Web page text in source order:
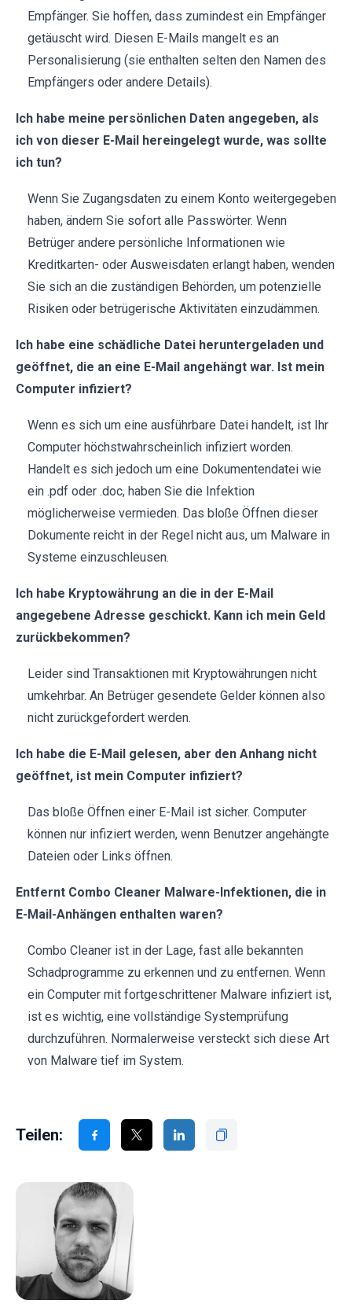
Empfänger. Sie hoffen, dass zumindest ein Empfänger
getäuscht wird. Diesen E-Mails mangelt es an
Personalisierung (sie enthalten selten den Namen des
Empfängers oder andere Details).
Ich habe meine persönlichen Daten angegeben, als
ich von dieser E-Mail hereingelegt wurde, was sollte
ich tun?
Wenn Sie Zugangsdaten zu einem Konto weitergegeben
haben, ändern Sie sofort alle Passwörter. Wenn
Betrüger andere persönliche Informationen wie
Kreditkarten- oder Ausweisdaten erlangt haben, wenden
Sie sich an die zuständigen Behörden, um potenzielle
Risiken oder betrügerische Aktivitäten einzudämmen.
Ich habe eine schädliche Datei heruntergeladen und
geöffnet, die an eine E-Mail angehängt war. Ist mein
Computer infiziert?
Wenn es sich um eine ausführbare Datei handelt, ist Ihr
Computer höchstwahrscheinlich infiziert worden.
Handelt es sich jedoch um eine Dokumentendatei wie
ein .pdf oder .doc, haben Sie die Infektion
möglicherweise vermieden. Das bloße Öffnen dieser
Dokumente reicht in der Regel nicht aus, um Malware in
Systeme einzuschleusen.
Ich habe Kryptowährung an die in der E-Mail
angegebene Adresse geschickt. Kann ich mein Geld
zurückbekommen?
Leider sind Transaktionen mit Kryptowährungen nicht
umkehrbar. An Betrüger gesendete Gelder können also
nicht zurückgefordert werden.
Ich habe die E-Mail gelesen, aber den Anhang nicht
geöffnet, ist mein Computer infiziert?
Das bloße Öffnen einer E-Mail ist sicher. Computer
können nur infiziert werden, wenn Benutzer angehängte
Dateien oder Links öffnen.
Entfernt Combo Cleaner Malware-Infektionen, die in
E-Mail-Anhängen enthalten waren?
Combo Cleaner ist in der Lage, fast alle bekannten
Schadprogramme zu erkennen und zu entfernen. Wenn
ein Computer mit fortgeschrittener Malware infiziert ist,
ist es wichtig, eine vollständige Systemprüfung
durchzuführen. Normalerweise versteckt sich diese Art
von Malware tief im System.
Teilen: